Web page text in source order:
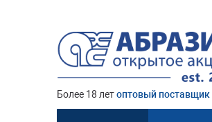
Более 18 летоптовый поставщик